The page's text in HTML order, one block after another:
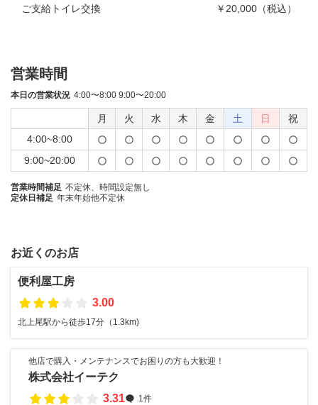
ご支給トイレ交換 ￥20,000（税込）
営業時間
本日の営業状況 4:00〜8:00 9:00〜20:00
月 火 水 木 金 土 日
祝
4:00~8:00
9:00~20:00
営業時間補足 不定休、時間設定無し
定休日補足 年末年始他不定休
お近くのお店
便利屋工房
3.00
北上尾駅から徒歩17分（1.3km)
他店で購入・メンテナンスでお困りの方も大歓迎！
株式会社イーテク
3.31
1件